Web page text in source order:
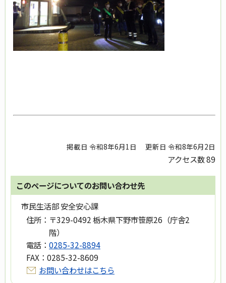
掲載日 令和8年6月1日 更新日 令和8年6月2日
アクセス数89
このページについてのお問い合わせ先
市民生活部 安全安心課
住所： 〒329-0492 栃木県下野市笹原26（庁舎2
階）
電話： 0285-32-8894
FAX： 0285-32-8609
お問い合わせはこちら